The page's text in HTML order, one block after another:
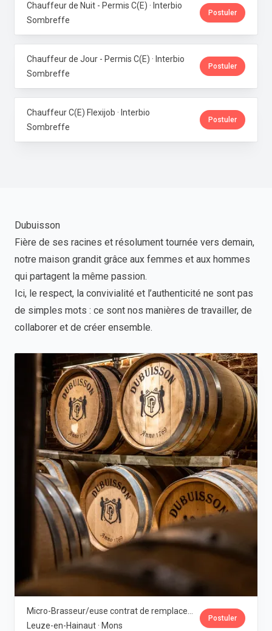
Chauffeur de Nuit - Permis C(E) · Interbio
Sombreffe
Postuler
Chauffeur de Jour - Permis C(E) · Interbio
Sombreffe
Postuler
Chauffeur C(E) Flexijob · Interbio
Sombreffe
Postuler
Dubuisson
Fière de ses racines et résolument tournée vers demain,
notre maison grandit grâce aux femmes et aux hommes
qui partagent la même passion.
Ici, le respect, la convivialité et l’authenticité ne sont pas
de simples mots : ce sont nos manières de travailler, de
collaborer et de créer ensemble.
Leuze-en-Hainaut · Mons
Postuler